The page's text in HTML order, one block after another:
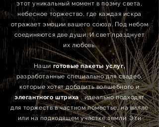
этот уникальный момент в поэму света,
небесное торжество, где каждая искра
отражает эмоции вашего союза. Под небом
соединяются две души. И свет празднует
их любовь.
Наши готовые пакеты услуг,
разработанные специально для свадеб,
которые хотят добавить волшебного и
элегантного штриха, идеально подходят
для торжеств в частном поместье, на вилле
или на подходящем участке земли. Эти